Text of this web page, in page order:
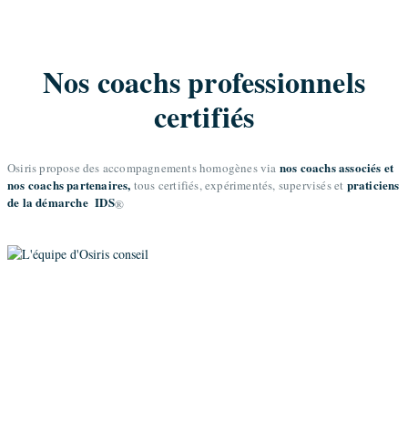
Nos coachs professionnels
certifiés
Osiris propose des accompagnements homogènes via nos coachs associés et
nos coachs partenaires, tous certifiés, expérimentés, supervisés et praticiens
de la démarche IDS®